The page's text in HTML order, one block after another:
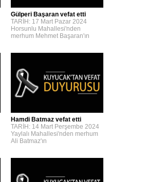
Gülperi Başaran vefat etti
TARİH: 17 Mart Pazar 2024
Horsunlu Mahallesi'nden
merhum Mehmet Başaran'ın
Hamdi Batmaz vefat etti
TARİH: 14 Mart Perşembe 2024
Yaylalı Mahallesi'nden merhum
Ali Batmaz'ın